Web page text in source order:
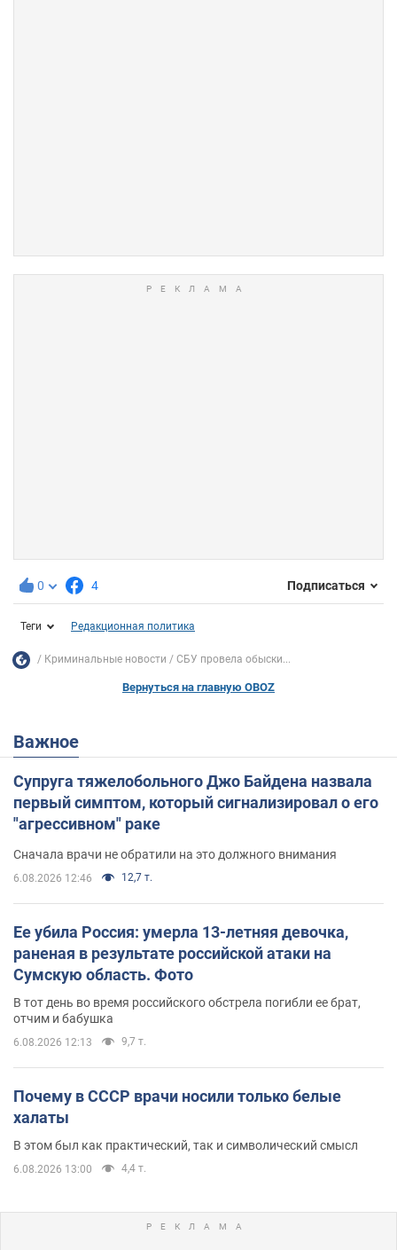
0 4 Подписаться
Теги Редакционная политика
Криминальные новости СБУ провела обыски...
Вернуться на главную OBOZ
Важное
Супруга тяжелобольного Джо Байдена назвала
первый симптом, который сигнализировал о его
"агрессивном" раке
Сначала врачи не обратили на это должного внимания
6.08.2026 12:46 12,7 т.
Ее убила Россия: умерла 13-летняя девочка,
раненая в результате российской атаки на
Сумскую область. Фото
В тот день во время российского обстрела погибли ее брат,
отчим и бабушка
6.08.2026 12:13 9,7 т.
Почему в СССР врачи носили только белые
халаты
В этом был как практический, так и символический смысл
6.08.2026 13:00 4,4 т.